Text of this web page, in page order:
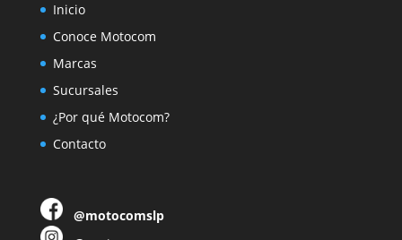
Inicio
Conoce Motocom
Marcas
Sucursales
¿Por qué Motocom?
Contacto
@motocomslp